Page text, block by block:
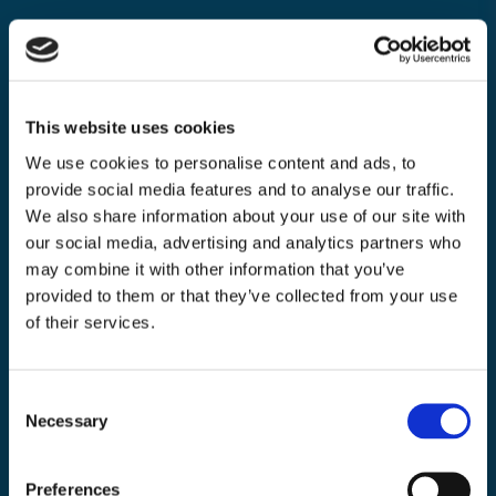
This website uses cookies
We use cookies to personalise content and ads, to
provide social media features and to analyse our traffic.
We also share information about your use of our site with
our social media, advertising and analytics partners who
may combine it with other information that you’ve
provided to them or that they’ve collected from your use
of their services.
Selection
Necessary
Preferences
Nyhetsbrev
email
Mejladress
Skicka
Bli medlem i vårt nyhetsbrev och ta del av våra nyheter och erbjudande.